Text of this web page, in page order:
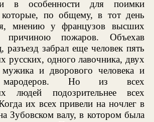
и в особенности для поимки
которые, по общему, в тот день
мнению у французов высших
пожаров. Объехав
разъезд забрал еще человек пять
русских, одного лавочника, двух
мужика и дворового человека и
мародеров. Но из всех
людей подозрительнее всех
их всех привели на ночлег в
Зубовском валу, в котором была